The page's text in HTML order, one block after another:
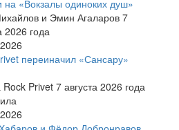
на «Вокзалы одиноких душ»
и Эмин Агаларов 7
2026 года
переиначил «Сансару»
Rock Privet 7 августа 2026 года